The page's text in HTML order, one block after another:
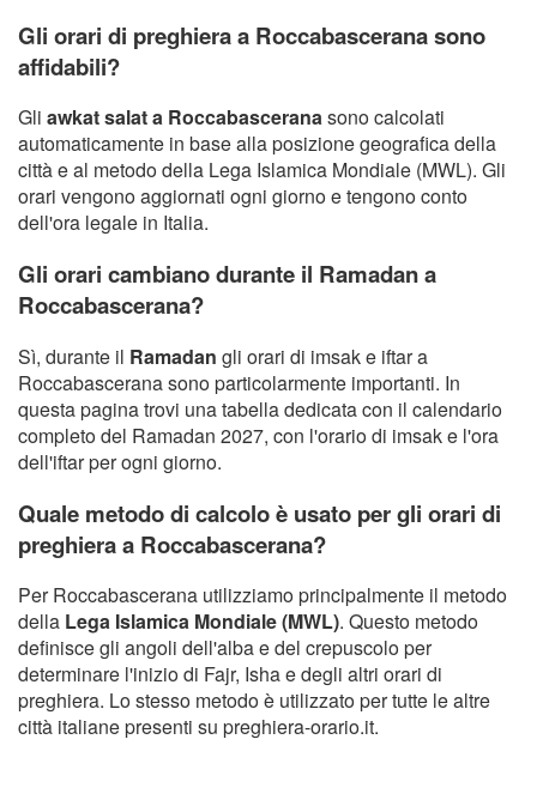
Gli orari di preghiera a Roccabascerana sono
affidabili?
Gli awkat salat a Roccabasceranasono calcolati
automaticamente in base alla posizione geografica della
città e al metodo della Lega Islamica Mondiale (MWL). Gli
orari vengono aggiornati ogni giorno e tengono conto
dell'ora legale in Italia.
Gli orari cambiano durante il Ramadan a
Roccabascerana?
Sì, durante il Ramadan gli orari di imsak e iftar a
Roccabascerana sono particolarmente importanti. In
questa pagina trovi una tabella dedicata con il calendario
completo del Ramadan 2027, con l'orario di imsak e l'ora
dell'iftar per ogni giorno.
Quale metodo di calcolo è usato per gli orari di
preghiera a Roccabascerana?
Per Roccabascerana utilizziamo principalmente il metodo
della Lega Islamica Mondiale (MWL). Questo metodo
definisce gli angoli dell'alba e del crepuscolo per
determinare l'inizio di Fajr, Isha e degli altri orari di
preghiera. Lo stesso metodo è utilizzato per tutte le altre
città italiane presenti su preghiera-orario.it.